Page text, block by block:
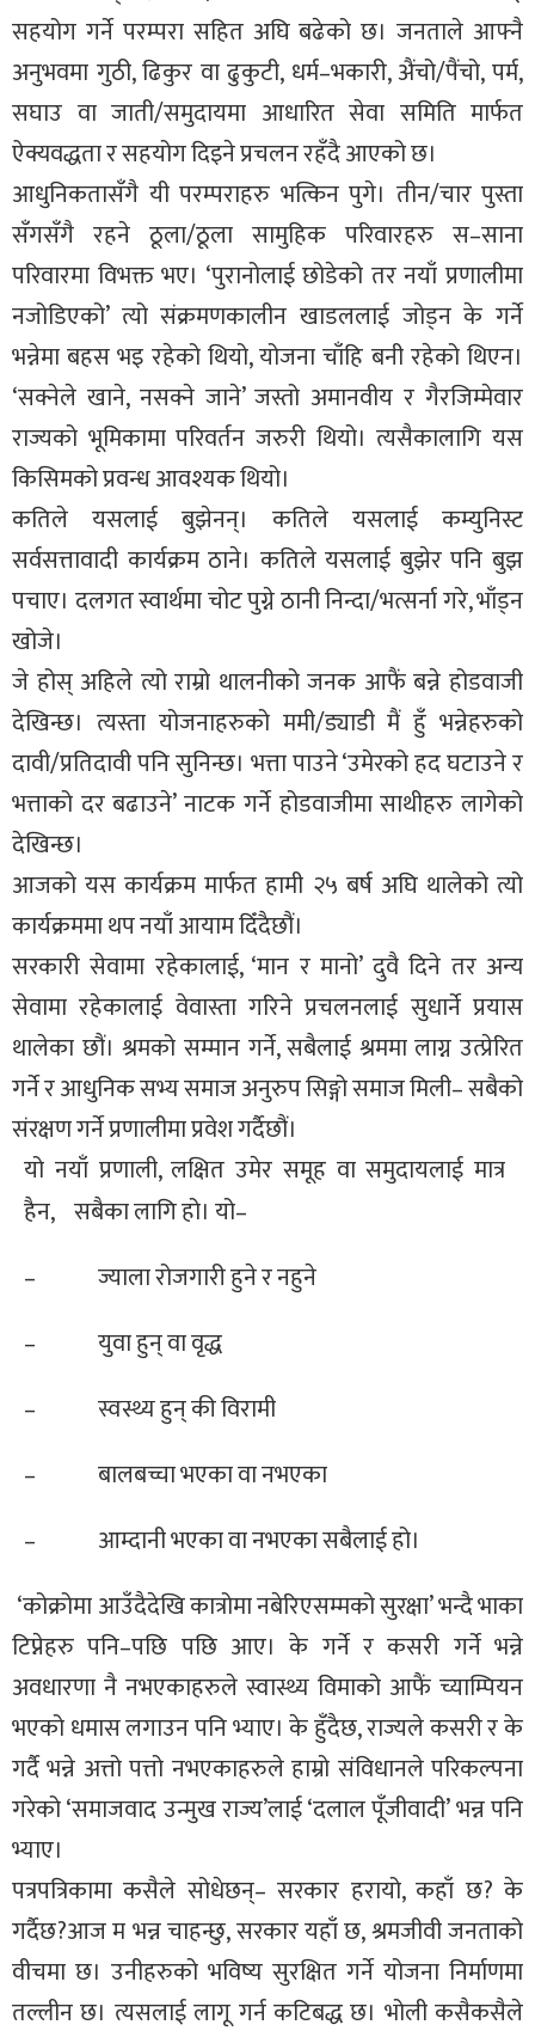
सहयोग गर्ने परम्परा सहित अघि बढेको छ। जनताले आफ्नै
अनुभवमा गुठी, ढिकुर वा ढुकुटी, धर्म–भकारी, अ‍ैंचो/पैंचो, पर्म,
सघाउ वा जाती/समुदायमा आधारित सेवा समिति मार्फत
ऐक्यवद्धता र सहयोग दिइने प्रचलन रहँदै आएको छ।
आधुनिकतासँगै यी परम्पराहरु भत्किन पुगे। तीन/चार पुस्ता
सँगसँगै रहने ठूला/ठूला सामुहिक परिवारहरु स–साना
परिवारमा विभक्त भए। ‘पुरानोलाई छोडेको तर नयाँ प्रणालीमा
नजोडिएको’ त्यो संक्रमणकालीन खाडललाई जोड्न के गर्ने
भन्नेमा बहस भइ रहेको थियो, योजना चाँहि बनी रहेको थिएन।
‘सक्नेले खाने, नसक्ने जाने’ जस्तो अमानवीय र गैरजिम्मेवार
राज्यको भूमिकामा परिवर्तन जरुरी थियो। त्यसैकालागि यस
किसिमको प्रवन्ध आवश्यक थियो।
कतिले यसलाई बुझेनन्। कतिले यसलाई कम्युनिस्ट
सर्वसत्तावादी कार्यक्रम ठाने। कतिले यसलाई बुझेर पनि बुझ
पचाए। दलगत स्वार्थमा चोट पुग्ने ठानी निन्दा/भत्सर्ना गरे, भाँड्न
खोजे।
जे होस् अहिले त्यो राम्रो थालनीको जनक आफैं बन्ने होडवाजी
देखिन्छ। त्यस्ता योजनाहरुको ममी/ड्याडी मैं हुँ भन्नेहरुको
दावी/प्रतिदावी पनि सुनिन्छ। भत्ता पाउने ‘उमेरको हद घटाउने र
भत्ताको दर बढाउने’ नाटक गर्ने होडवाजीमा साथीहरु लागेको
देखिन्छ।
आजको यस कार्यक्रम मार्फत हामी २५ बर्ष अघि थालेको त्यो
कार्यक्रममा थप नयाँ आयाम दिँदैछौं।
सरकारी सेवामा रहेकालाई, ‘मान र मानो’ दुवै दिने तर अन्य
सेवामा रहेकालाई वेवास्ता गरिने प्रचलनलाई सुधार्ने प्रयास
थालेका छौं। श्रमको सम्मान गर्ने, सबैलाई श्रममा लाग्न उत्प्रेरित
गर्ने र आधुनिक सभ्य समाज अनुरुप सिङ्गो समाज मिली– सबैको
संरक्षण गर्ने प्रणालीमा प्रवेश गर्दैछौं।
यो नयाँ प्रणाली, लक्षित उमेर समूह वा समुदायलाई मात्र
हैन, सबैका लागि हो। यो–
– ज्याला रोजगारी हुने र नहुने
– युवा हुन् वा वृद्ध
– स्वस्थ्य हुन् की विरामी
– बालबच्चा भएका वा नभएका
– आम्दानी भएका वा नभएका सबैलाई हो।
‘कोक्रोमा आउँदैदेखि कात्रोमा नबेरिएसम्मको सुरक्षा’ भन्दै भाका
टिप्नेहरु पनि–पछि पछि आए। के गर्ने र कसरी गर्ने भन्ने
अवधारणा नै नभएकाहरुले स्वास्थ्य विमाको आफैं च्याम्पियन
भएको धमास लगाउन पनि भ्याए। के हुँदैछ, राज्यले कसरी र के
गर्दै भन्ने अत्तो पत्तो नभएकाहरुले हाम्रो संविधानले परिकल्पना
गरेको ‘समाजवाद उन्मुख राज्य’लाई ‘दलाल पूँजीवादी’ भन्न पनि
भ्याए।
पत्रपत्रिकामा कसैले सोधेछन्– सरकार हरायो, कहाँ छ? के
गर्दैछ?आज म भन्न चाहन्छु, सरकार यहाँ छ, श्रमजीवी जनताको
वीचमा छ। उनीहरुको भविष्य सुरक्षित गर्ने योजना निर्माणमा
तल्लीन छ। त्यसलाई लागू गर्न कटिबद्ध छ। भोली कसैकसैले